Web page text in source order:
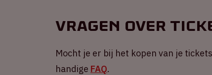
Vragen over
Mocht je er bij het kopen van je
handige FAQ.